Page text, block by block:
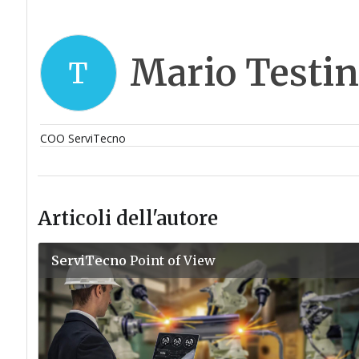
T Mario
COO ServiTecno
Articoli dell'autore
ServiTecno Point of View